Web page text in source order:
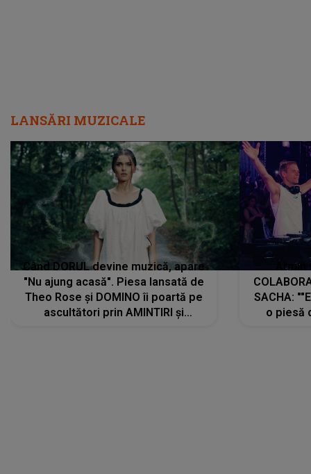
LANSĂRI MUZICALE
Când DORUL devine muzică, apare
"Nu ajung acasă". Piesa lansată de
Theo Rose și DOMINO îi poartă pe
ascultători prin AMINTIRI și
SACHA:
o piesă